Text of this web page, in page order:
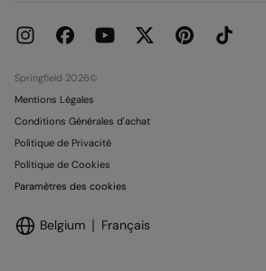
Carte Cadeau
Emploi
Springfield 2026©
Mentions Légales
Conditions Générales d'achat
Politique de Privacité
Politique de Cookies
Paramètres des cookies
Belgium Français